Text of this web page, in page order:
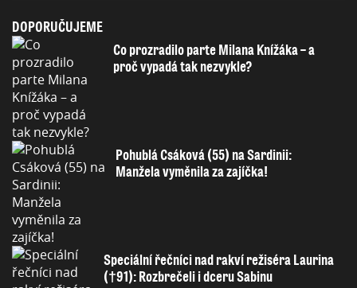
DOPORUČUJEME
Co prozradilo parte Milana Knížáka – a
proč vypadá tak nezvykle?
Pohublá Csáková (55) na Sardinii:
Manžela vyměnila za zajíčka!
Speciální řečníci nad rakví režiséra Laurina
(†91): Rozbrečeli i dceru Sabinu